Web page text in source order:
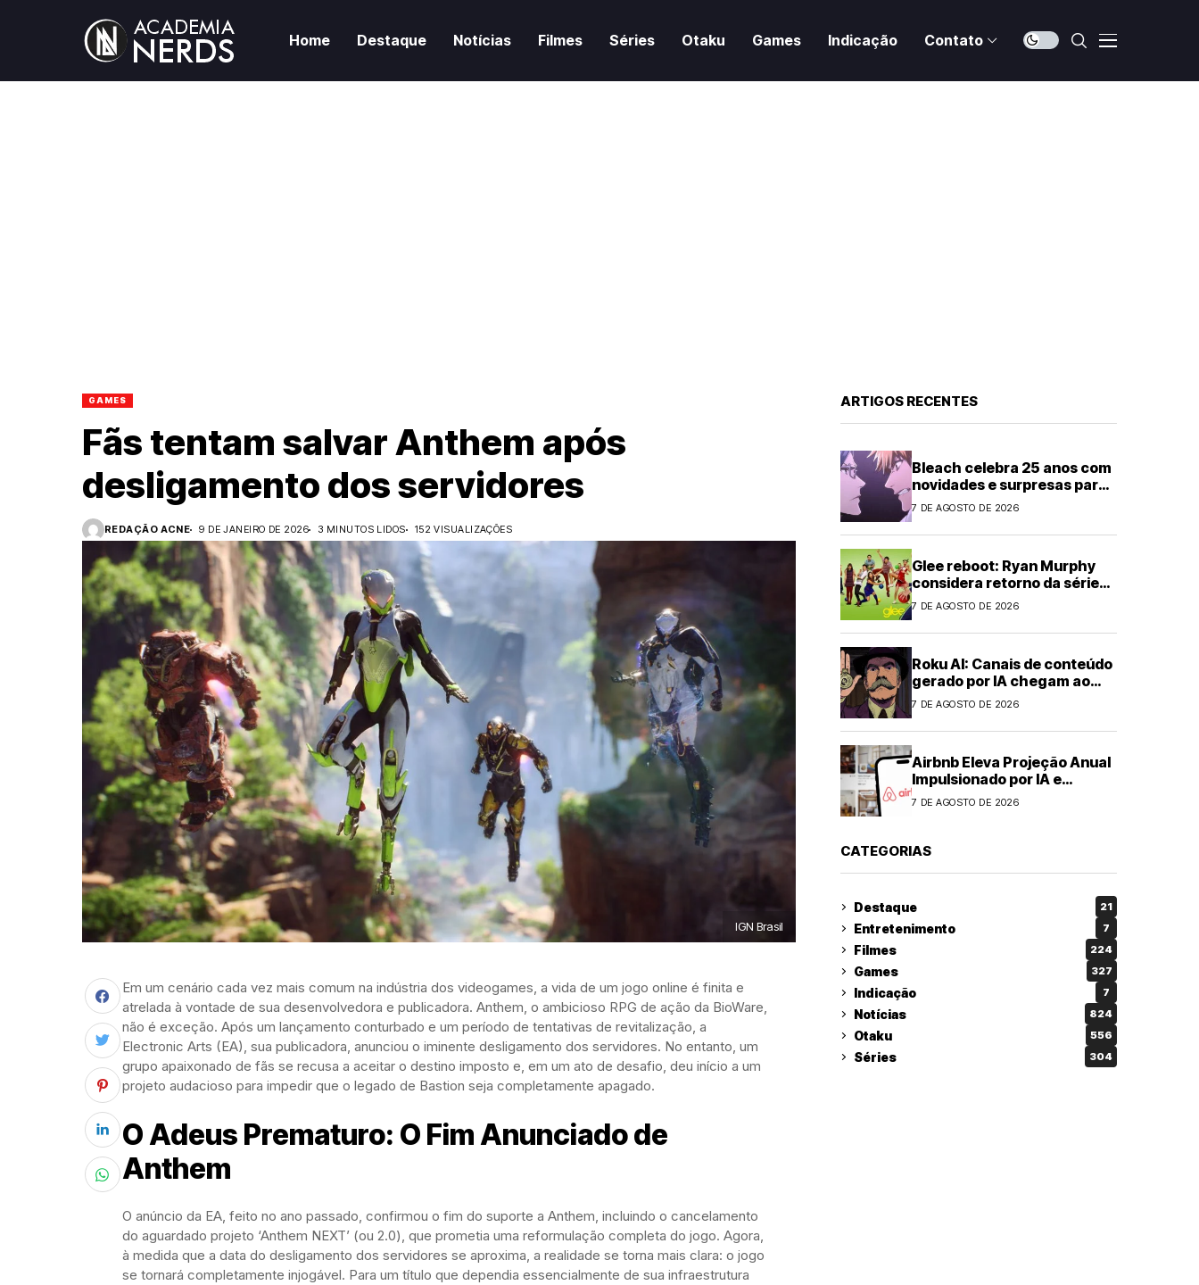
Home Destaque Notícias Filmes Séries Otaku Games Indicação Contato
GAMES
Fãs tentam salvar Anthem após
desligamento dos servidores
REDAÇÃO ACNE 9 DE JANEIRO DE 2026 3 MINUTOS LIDOS 152 VISUALIZAÇÕES
IGN Brasil
Em um cenário cada vez mais comum na indústria dos videogames, a vida de um jogo online é finita e
atrelada à vontade de sua desenvolvedora e publicadora. Anthem, o ambicioso RPG de ação da BioWare,
não é exceção. Após um lançamento conturbado e um período de tentativas de revitalização, a
Electronic Arts (EA), sua publicadora, anunciou o iminente desligamento dos servidores. No entanto, um
grupo apaixonado de fãs se recusa a aceitar o destino imposto e, em um ato de desafio, deu início a um
projeto audacioso para impedir que o legado de Bastion seja completamente apagado.
O Adeus Prematuro: O Fim Anunciado de
Anthem
O anúncio da EA, feito no ano passado, confirmou o fim do suporte a Anthem, incluindo o cancelamento
do aguardado projeto ‘Anthem NEXT’ (ou 2.0), que prometia uma reformulação completa do jogo. Agora,
à medida que a data do desligamento dos servidores se aproxima, a realidade se torna mais clara: o jogo
se tornará completamente injogável. Para um título que dependia essencialmente de sua infraestrutura
ARTIGOS RECENTES
Bleach celebra 25 anos com
novidades e surpresas para
fãs
7 DE AGOSTO DE 2026
Glee reboot: Ryan Murphy
considera retorno da série
musical
7 DE AGOSTO DE 2026
Roku AI: Canais de conteúdo
gerado por IA chegam ao
streaming
7 DE AGOSTO DE 2026
Airbnb Eleva Projeção Anual
Impulsionado por IA e
Demanda Forte
7 DE AGOSTO DE 2026
CATEGORIAS
Destaque 21
Entretenimento 7
Filmes 224
Games 327
Indicação 7
Notícias 824
Otaku 556
Séries 304